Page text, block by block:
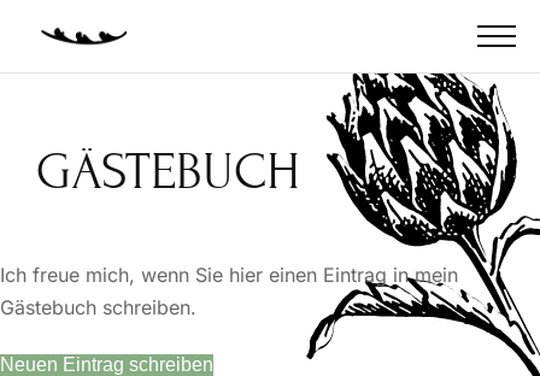
GÄSTEBUCH
Ich freue mich, wenn Sie hier einen Eintrag in mein
Gästebuch schreiben.